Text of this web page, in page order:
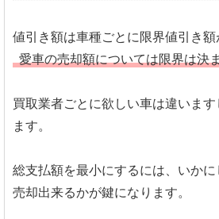
値引き額は車種ごとに限界値引き額
愛車の売却額については限界は決
買取業者ごとに欲しい車は違いま
ます。
総支払額を最小にするには、いか
売却出来るかが鍵になります。